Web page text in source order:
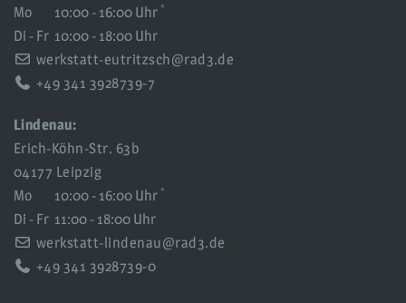
Mo
10:00 - 16:00 Uhr *
Di - Fr 10:00 - 18:00 Uhr
werkstatt-eutritzsch@rad3.de
+49 341 3928739-7
Lindenau:
Erich-Köhn-Str. 63b
04177 Leipzig
Mo
10:00 - 16:00 Uhr *
Di - Fr 11:00 - 18:00 Uhr
werkstatt-lindenau@rad3.de
+49 341 3928739-0